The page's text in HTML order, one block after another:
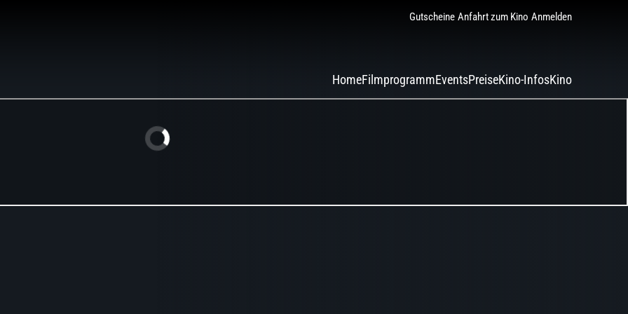
Gutscheine Anfahrt zum Kino Anmelden
HomeFilmprogrammEventsPreiseKino-InfosKino